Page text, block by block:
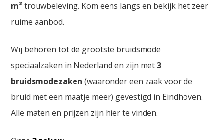
m²trouwbeleving. Kom eens langs en bekijk het zeer
ruime aanbod.
Wij behoren tot de grootste bruidsmode
speciaalzaken in Nederland en zijn met3
bruidsmodezaken (waaronder een zaak voor de
bruid met een maatje meer) gevestigd in Eindhoven.
Alle maten en prijzen zijn hier te vinden.